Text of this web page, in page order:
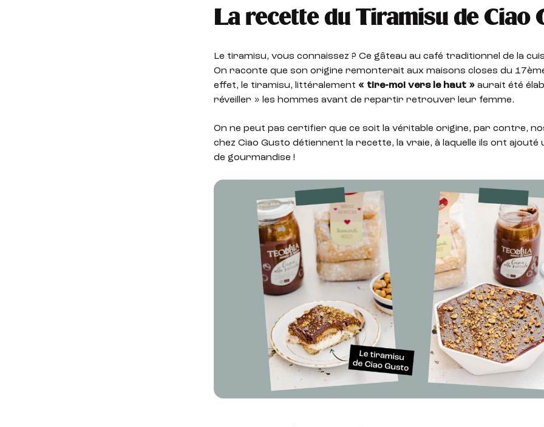
La recette du Tiramisu de Ciao
Le tiramisu, vous connaissez ? Ce gâteau au café traditionnel de la
On raconte que son origine remonterait aux maisons closes du
effet, le tiramisu, littéralement « tire-moi vers le haut » aurait été
réveiller » les hommes avant de repartir retrouver leur femme.
On ne peut pas certifier que ce soit la véritable origine, par contre,
chez Ciao Gusto détiennent la recette, la vraie, à laquelle ils ont ajouté
de gourmandise !